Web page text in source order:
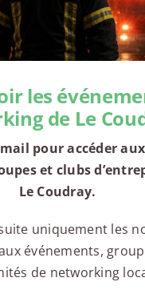
les
de Le
pour accéder
et clubs
Le Coudray.
uniquement les
événements,
de networking